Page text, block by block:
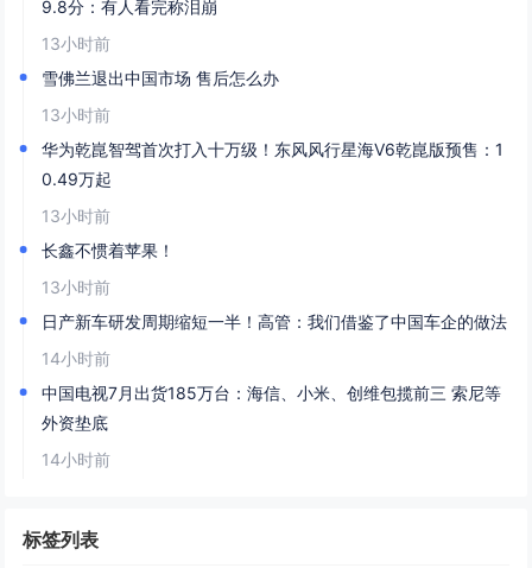
9.8分：有人看完称泪崩
13小时前
雪佛兰退出中国市场 售后怎么办
13小时前
华为乾崑智驾首次打入十万级！东风风行星海V6乾崑版预售：1
0.49万起
13小时前
长鑫不惯着苹果！
13小时前
日产新车研发周期缩短一半！高管：我们借鉴了中国车企的做法
14小时前
中国电视7月出货185万台：海信、小米、创维包揽前三 索尼等
外资垫底
14小时前
标签列表